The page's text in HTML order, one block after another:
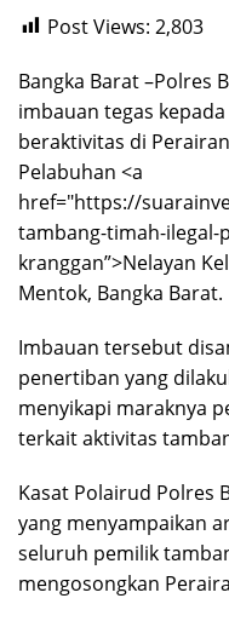
Post Views: 2,803
Bangka Barat –Polres
imbauan tegas
beraktivitas di
Pelabuhan <a
href="https://
tambang-timah-ilegal-
kranggan”>Nelayan
Mentok, Bangka Barat.
Imbauan tersebut
penertiban yang
menyikapi maraknya
terkait aktivitas
Kasat Polairud Polres
yang menyampaikan
seluruh pemilik
mengosongkan